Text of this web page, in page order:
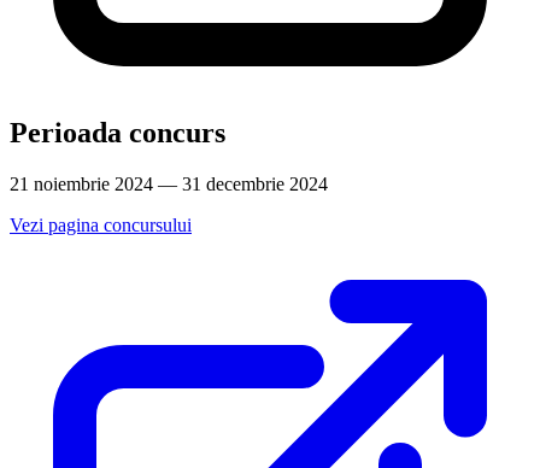
Perioada concurs
21 noiembrie 2024 — 31 decembrie 2024
Vezi pagina concursului